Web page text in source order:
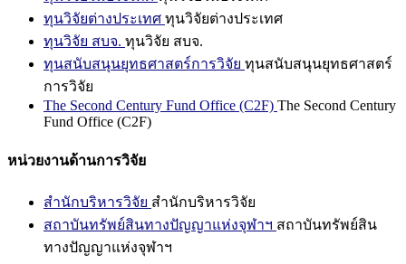
ทุนวิจัยต่างประเทศ ทุนวิจัยต่างประเทศ
ทุนวิจัย สบจ. ทุนวิจัย สบจ.
ทุนสนับสนุนยุทธศาสตร์การวิจัย ทุนสนับสนุนยุทธศาสตร์
การวิจัย
The Second Century Fund Office (C2F) The Second Century
Fund Office (C2F)
หน่วยงานด้านการวิจัย
สำนักบริหารวิจัย สำนักบริหารวิจัย
สถาบันทรัพย์สินทางปัญญาแห่งจุฬาฯ สถาบันทรัพย์สิน
ทางปัญญาแห่งจุฬาฯ